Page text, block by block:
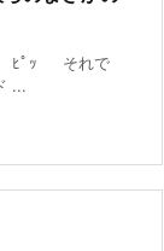
ﾋﾟｯ それで
...